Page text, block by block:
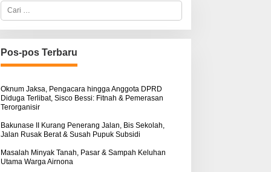
Mokris Lay Salurkan
Warga Airnona
Hukum Kasus Sebastian
Bokol Sarat Rekayasa
C
r
i
u
n
u
:
Pos-pos Terbaru
Oknum Jaksa, Pengacara hingga Anggota DPRD
Diduga Terlibat, Sisco Bessi: Fitnah & Pemerasan
Terorganisir
Bakunase II Kurang Penerang Jalan, Bis Sekolah,
Jalan Rusak Berat & Susah Pupuk Subsidi
Masalah Minyak Tanah, Pasar & Sampah Keluhan
Utama Warga Airnona